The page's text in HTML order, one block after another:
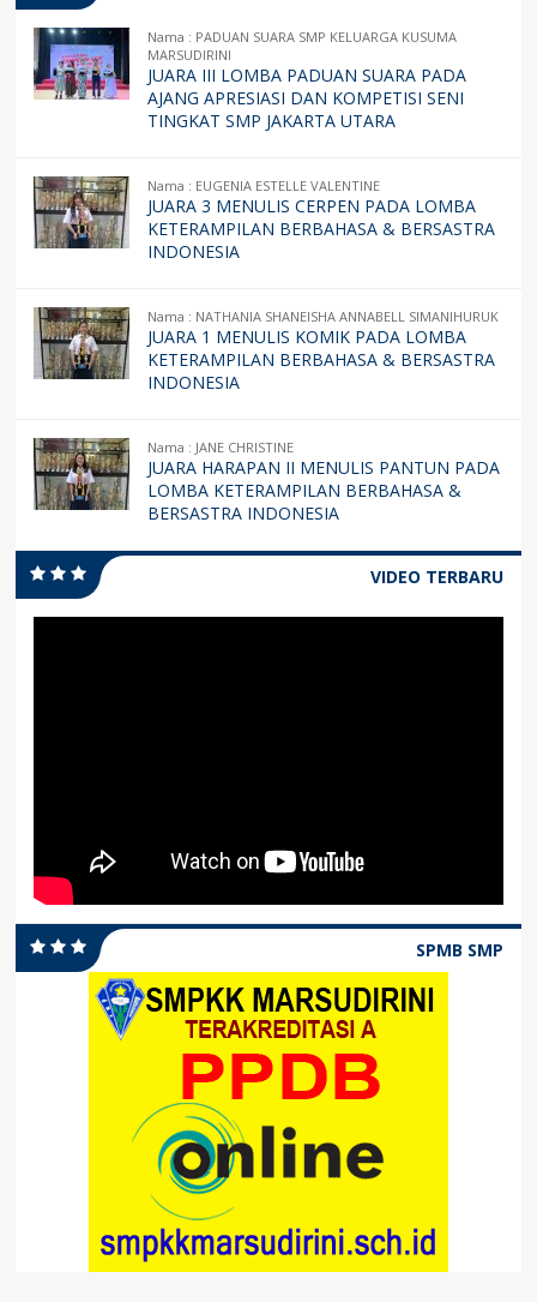
Nama : PADUAN SUARA SMP KELUARGA KUSUMA
MARSUDIRINI
JUARA III LOMBA PADUAN SUARA PADA
AJANG APRESIASI DAN KOMPETISI SENI
TINGKAT SMP JAKARTA UTARA
Nama : EUGENIA ESTELLE VALENTINE
JUARA 3 MENULIS CERPEN PADA LOMBA
KETERAMPILAN BERBAHASA & BERSASTRA
INDONESIA
Nama : NATHANIA SHANEISHA ANNABELL SIMANIHURUK
JUARA 1 MENULIS KOMIK PADA LOMBA
KETERAMPILAN BERBAHASA & BERSASTRA
INDONESIA
Nama : JANE CHRISTINE
JUARA HARAPAN II MENULIS PANTUN PADA
LOMBA KETERAMPILAN BERBAHASA &
BERSASTRA INDONESIA
VIDEO TERBARU
SPMB SMP